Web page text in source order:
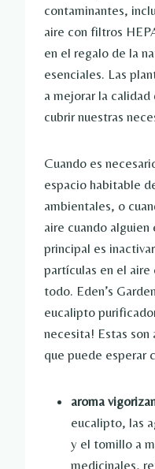
contaminantes,
aire con filtros
en el regalo de la
esenciales. Las
a mejorar la
cubrir nuestras
Cuando es
espacio habitable
ambientales, o
aire cuando
principal es
partículas en el aire
todo. Eden’s
eucalipto
necesita! Estas son
que puede esperar
aroma
eucalipto, las
y el tomillo a
medicinales,